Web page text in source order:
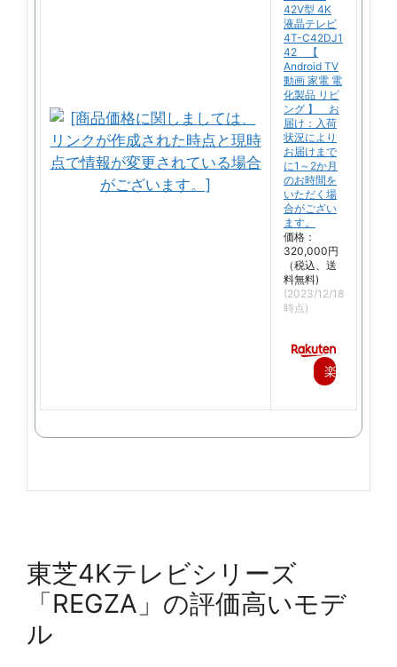
42V型 4K
液晶テレビ
4T-C42DJ1
42 【
Android TV
動画 家電 電
化製品 リビ
ング 】 お
届け：入荷
状況により
お届けまで
に1～2か月
のお時間を
いただく場
合がござい
ます。
価格：
320,000円
（税込、送
料無料)
(2023/12/18
時点)
楽
東芝4Kテレビシリーズ
「REGZA」の評価高いモデ
ル